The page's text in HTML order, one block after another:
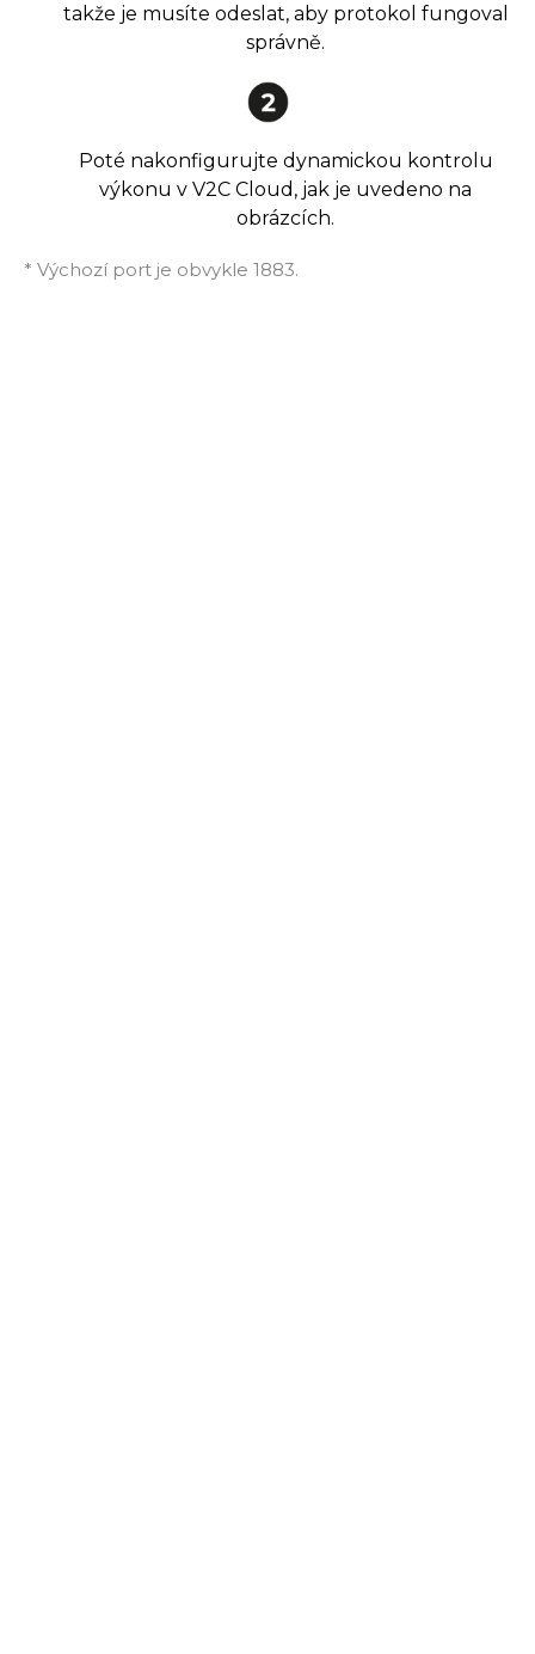
takže je musíte odeslat, aby protokol fungoval
správně.
Poté nakonfigurujte dynamickou kontrolu
výkonu v V2C Cloud, jak je uvedeno na
obrázcích.
* Výchozí port je obvykle 1883.